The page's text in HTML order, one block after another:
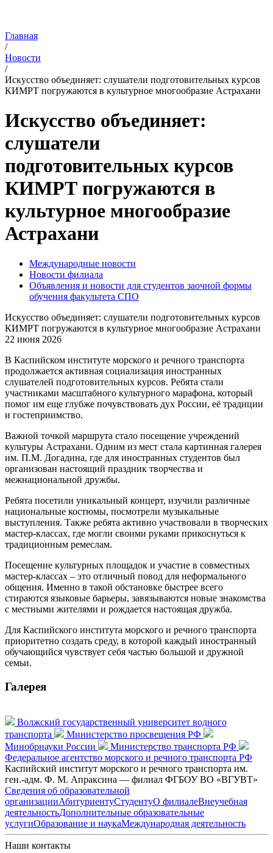
Главная
/
Новости
/
Искусство объединяет: слушатели подготовительных курсов
КИМРТ погружаются в культурное многообразие Астрахани
Искусство объединяет:
слушатели
подготовительных курсов
КИМРТ погружаются в
культурное многообразие
Астрахани
Международные новости
Новости филиала
Объявления и новости для студентов заочной формы
обучения факультета СПО
Искусство объединяет: слушатели подготовительных курсов
КИМРТ погружаются в культурное многообразие Астрахани
22 июня 2026
В Каспийском институте морского и речного транспорта
продолжается активная социализация иностранных
слушателей подготовительных курсов. Ребята стали
участниками масштабного культурного марафона, который
помог им еще глубже почувствовать дух России, её традиции
и гостеприимство.
Важной точкой маршрута стало посещение учреждений
культуры Астрахани. Одним из мест стала картинная галерея
им. П.М. Догадина, где для иностранных студентов был
организован настоящий праздник творчества и
межнациональной дружбы.
Ребята посетили уникальный концерт, изучили различные
национальные костюмы, посмотрели музыкальные
выступления. Также ребята активно участвовали в творческих
мастер-классах, где могли своими руками прикоснуться к
традиционным ремеслам.
Посещение культурных площадок и участие в совместных
мастер-классах – это отличный повод для неформального
общения. Именно в такой обстановке быстрее всего
стираются языковые барьеры, завязываются новые знакомства
с местными жителями и рождается настоящая дружба.
Для Каспийского института морского и речного транспорта
приоритетно создать среду, в которой каждый иностранный
обучающийся чувствует себя частью большой и дружной
семьи.
Галерея
Волжский государственный университет водного
транспорта
Министерство просвещения РФ
Минобрнауки России
Министерство транспорта РФ
Федеральное агентство морского и речного транспорта РФ
Каспийский институт морского и речного транспорта им.
ген.-адм. Ф. М. Апраксина — филиал ФГБОУ ВО «ВГУВТ»
Сведения об образовательной
организацииАбитуриентуСтудентуО филиалеВнеучебная
деятельностьДополнительные образовательные
услугиОбразование и наукаМеждународная деятельность
Наши контакты